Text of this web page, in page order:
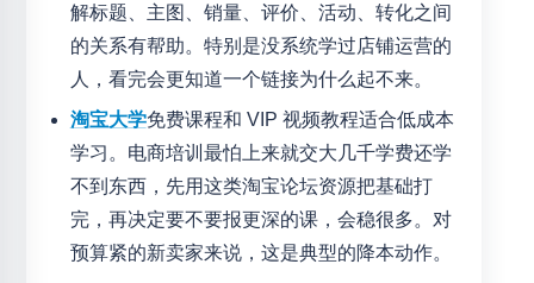
解标题、主图、销量、评价、活动、转化之间
的关系有帮助。特别是没系统学过店铺运营的
人，看完会更知道一个链接为什么起不来。
淘宝大学免费课程和 VIP 视频教程适合低成本
学习。电商培训最怕上来就交大几千学费还学
不到东西，先用这类淘宝论坛资源把基础打
完，再决定要不要报更深的课，会稳很多。对
预算紧的新卖家来说，这是典型的降本动作。